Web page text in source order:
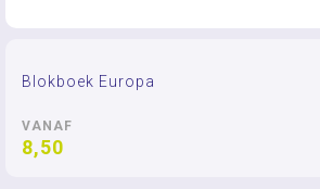
Blokboek Europa
VANAF
8,50